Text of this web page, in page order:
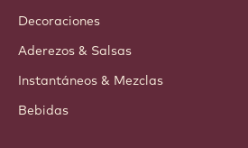
Decoraciones
Aderezos & Salsas
Instantáneos & Mezclas
Bebidas